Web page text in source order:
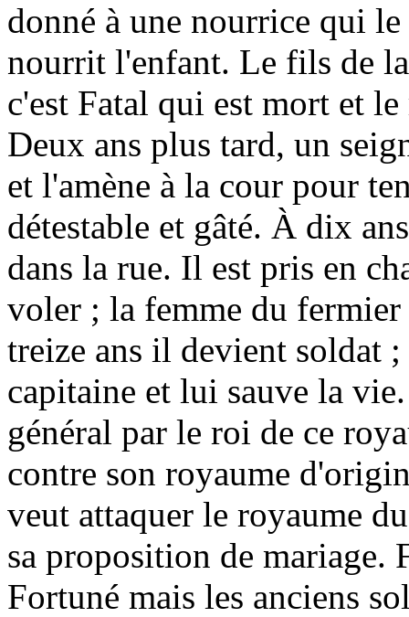
donné à une nourrice qui
nourrit l'enfant. Le fils de
c'est Fatal qui est mort et
Deux ans plus tard, un
et l'amène à la cour pour
détestable et gâté. À dix
dans la rue. Il est pris en
voler ; la femme du
treize ans il devient soldat
capitaine et lui sauve la
général par le roi de ce
contre son royaume
veut attaquer le royaume
sa proposition de mariage.
Fortuné mais les anciens